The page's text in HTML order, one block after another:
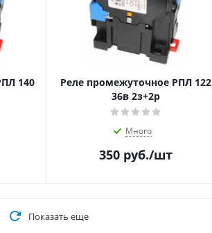
140
Реле промежуточное РПЛ 122
36в 2з+2р
Много
350 руб./шт
Показать еще